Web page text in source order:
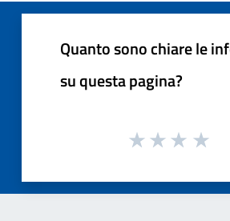
Quanto sono chiare le
su questa pagina?